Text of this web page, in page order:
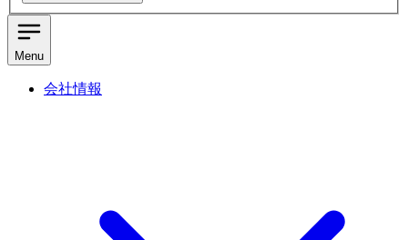
Menu
会社情報